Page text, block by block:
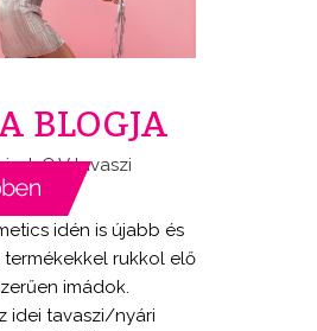
BLOGJA
idén is újabb és
rukkol elő
imádok.
idei tavaszi/nyári